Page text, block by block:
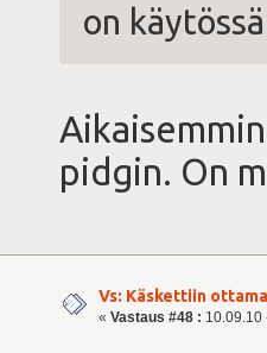
on
pidgin. On
Vs: Käskettiin
« Vastaus #48 : 10.09.10